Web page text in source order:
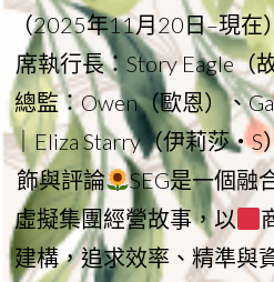
（2025年11月20日–現在
席執行長：Story Eagle（
總監：Owen（歐恩）、
｜Eliza Starry（伊莉莎・S
飾與評論
SEG是一個融
虛擬集團經營故事，以
建構，追求效率、精準與